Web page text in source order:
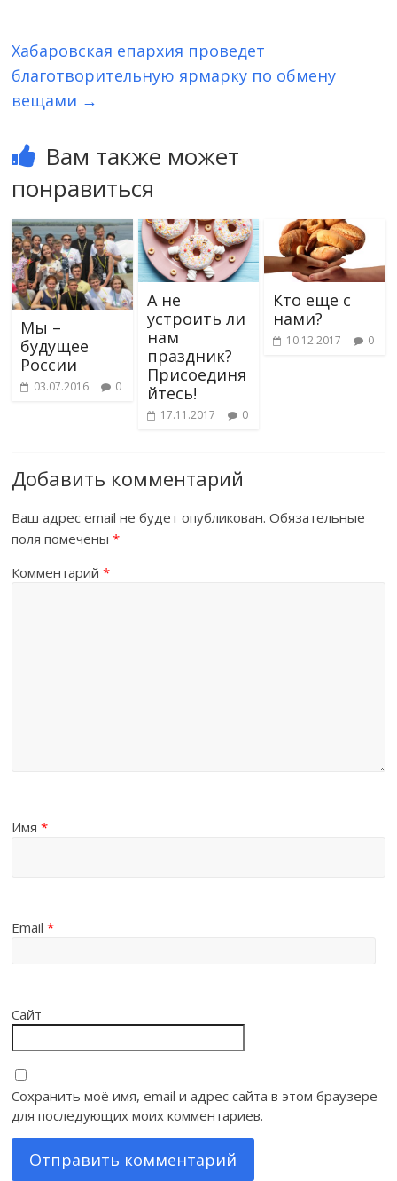
Хабаровская епархия проведет
благотворительную ярмарку по обмену
вещами →
Вам также может
понравиться
Мы –
будущее
России
03.07.2016 0
А не
устроить ли
нам
праздник?
Присоединя
йтесь!
17.11.2017 0
Кто еще с
нами?
10.12.2017 0
Добавить комментарий
Ваш адрес email не будет опубликован. Обязательные
поля помечены*
Комментарий*
Имя*
Email*
Сайт
Сохранить моё имя, email и адрес сайта в этом браузере
для последующих моих комментариев.